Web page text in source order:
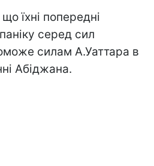
їхні попередні
серед сил
силам А.Уаттара в
Абіджана.